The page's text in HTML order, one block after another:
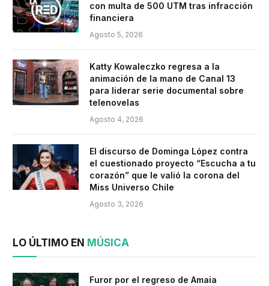
con multa de 500 UTM tras infracción
financiera
Agosto 5, 2026
Katty Kowaleczko regresa a la
animación de la mano de Canal 13
para liderar serie documental sobre
telenovelas
Agosto 4, 2026
El discurso de Dominga López contra
el cuestionado proyecto “Escucha a tu
corazón” que le valió la corona del
Miss Universo Chile
Agosto 3, 2026
LO ÚLTIMO EN MÚSICA
Furor por el regreso de Amaia